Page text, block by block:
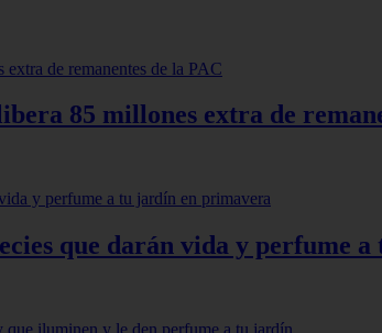
85 millones extra de
que darán vida y perfume